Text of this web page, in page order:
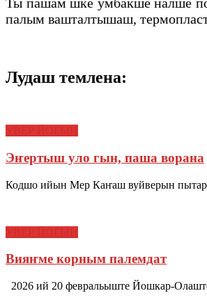
палым вашталтышаш,
Лудаш темлена:
Эҥертыш уло гын, паша ворана
Кодшо ийын Мер Каҥаш вуйверын
Вияҥме корным палемдат
2026 ий 20 февральыште Йошкар-